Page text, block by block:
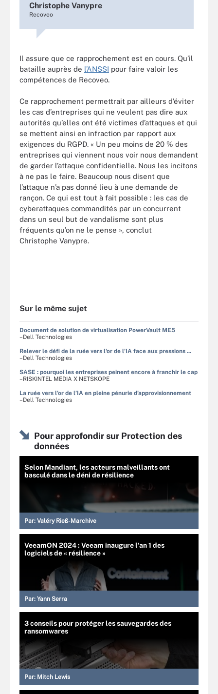
Christophe Vanypre
Recoveo
Il assure que ce rapprochement est en cours. Qu’il
bataille auprès de l’ANSSI pour faire valoir les
compétences de Recoveo.
Ce rapprochement permettrait par ailleurs d’éviter
les cas d’entreprises qui ne veulent pas dire aux
autorités qu’elles ont été victimes d’attaques et qui
se mettent ainsi en infraction par rapport aux
exigences du RGPD. « Un peu moins de 20 % des
entreprises qui viennent nous voir nous demandent
de garder l’attaque confidentielle. Nous les incitons
à ne pas le faire. Beaucoup nous disent que
l’attaque n’a pas donné lieu à une demande de
rançon. Ce qui est tout à fait possible : les cas de
cyberattaques commandités par un concurrent
dans un seul but de vandalisme sont plus
fréquents qu’on ne le pense », conclut
Christophe Vanypre.
Sur le même sujet
Document de solution de virtualisation PowerVault ME5
–Dell Technologies
Relever le défi de la ruée vers l'or de l'IA face aux pressions ...
–Dell Technologies
SASE : pourquoi les entreprises peinent encore à franchir le cap
–RISKINTEL MEDIA X NETSKOPE
La ruée vers l’or de l’IA en pleine pénurie d’approvisionnement
–Dell Technologies
Pour approfondir sur Protection des
données
Selon Mandiant, les acteurs malveillants ont
basculé dans le déni de résilience
Par: Valéry Rieß-Marchive
VeeamON 2024 : Veeam inaugure l’an 1 des
logiciels de « résilience »
Par: Yann Serra
3 conseils pour protéger les sauvegardes des
ransomwares
Par: Mitch Lewis